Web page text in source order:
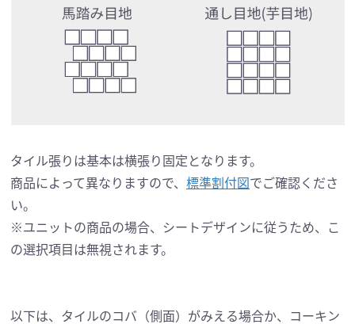
タイル張りは基本は横張り固定となります。
商品によって異なりますので、 標準割付図でご確認くださ
い。
※ユニットの商品の場合、シートデザインに従うため、こ
の選択項目は無視されます。
以下は、タイルのコバ（側面）がみえる場合か、コーキン